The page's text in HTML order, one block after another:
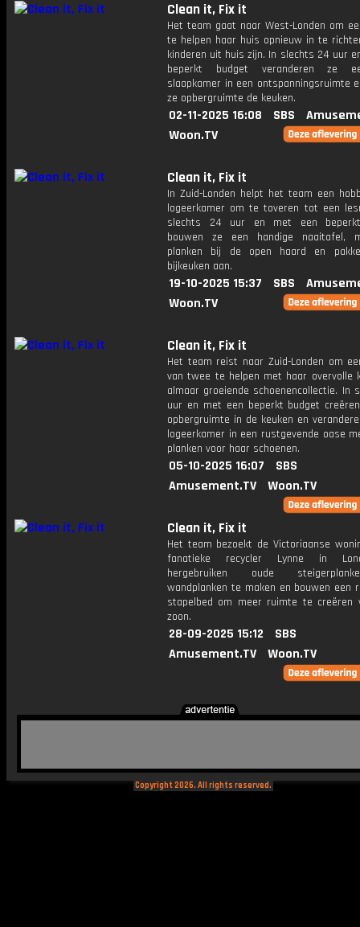
Clean it, Fix it
Het team gaat naar West-Londen om
te helpen haar huis opnieuw in te
kinderen uit huis zijn. In slechts 24 uur
beperkt budget veranderen ze
slaapkamer in een ontspanningsruimte
ze opbergruimte de keuken.
02-11-2025 16:08 SBS
Woon.TV
Clean it, Fix it
In Zuid-Londen helpt het team een
logeerkamer om te toveren tot een
slechts 24 uur en met een
bouwen ze een handige naaitafel,
planken bij de open haard en
bijkeuken aan.
19-10-2025 15:37 SBS
Woon.TV
Clean it, Fix it
Het team reist naar Zuid-Londen om
van twee te helpen met haar overvolle
almaar groeiende schoenencollectie. In
uur en met een beperkt budget
opbergruimte in de keuken en
logeerkamer in een rustgevende oase
planken voor haar schoenen.
05-10-2025 16:07
SBS
Amusement.TV
Woon.TV
Clean it, Fix it
Het team bezoekt de Victoriaanse
fanatieke recycler Lynne in
hergebruiken oude
wandplanken te maken en bouwen een
stapelbed om meer ruimte te creëren
zoon.
28-09-2025 15:12
SBS
Amusement.TV
Woon.TV
Copyright 2026. All rights reserved.